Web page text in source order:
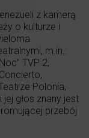
z kamerą
o kulturze i
m.in.:
TVP 2,
Polonia,
głos znany jest
przebój